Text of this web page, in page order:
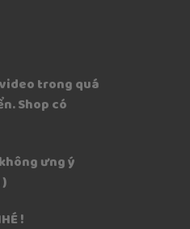
video trong quá
Shop có
ưng ý
!